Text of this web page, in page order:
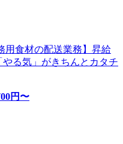
用食材の配送業務】昇給
る気」がきちんとカタチ
円〜